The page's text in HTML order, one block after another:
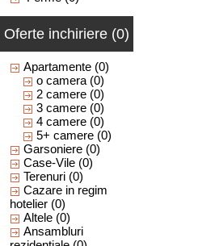
Oferte inchiriere (0)
Apartamente (0)
o camera (0)
2 camere (0)
3 camere (0)
4 camere (0)
5+ camere (0)
Garsoniere (0)
Case-Vile (0)
Terenuri (0)
Cazare in regim
hotelier (0)
Altele (0)
Ansambluri